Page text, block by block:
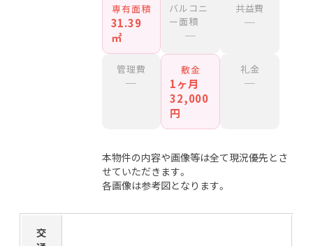
専有面積
31.39
㎡
バルコニ
ー面積
─
共益費
─
管理費
─
敷金
1ヶ月
32,000
円
礼金
─
本物件の内容や画像等は全て現況優先とさ
せていただきます。
各画像は参考図となります。
交